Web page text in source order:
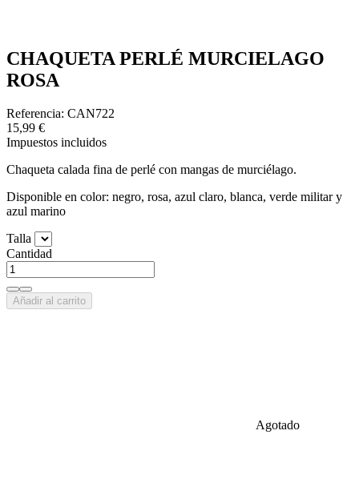
CHAQUETA PERLÉ MURCIELAGO
ROSA
Referencia: CAN722
15,99 €
Impuestos incluidos
Chaqueta calada fina de perlé con mangas de murciélago.
Disponible en color: negro, rosa, azul claro, blanca, verde militar y
azul marino
Talla
Cantidad
Añadir al carrito
Agotado